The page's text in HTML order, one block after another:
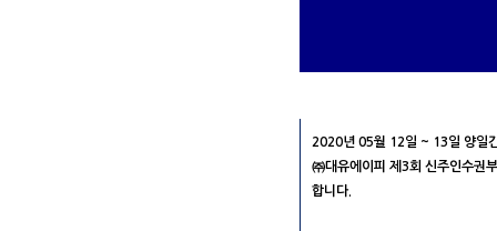
2020년 05월 12일 ~ 13일 양일
㈜대유에이피 제3회 신주인수권
합니다.